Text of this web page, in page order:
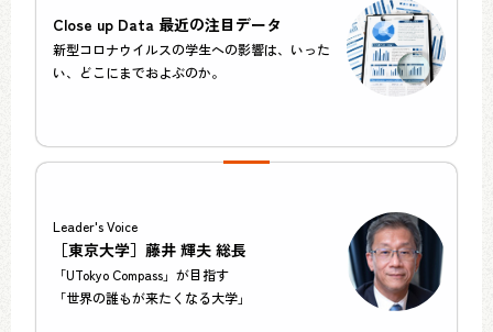
Close up Data 最近の注目データ
新型コロナウイルスの学生への影響は、いった
い、どこにまでおよぶのか。
Leader's Voice
［東京大学］藤井 輝夫 総長
「UTokyo Compass」が目指す
「世界の誰もが来たくなる大学」